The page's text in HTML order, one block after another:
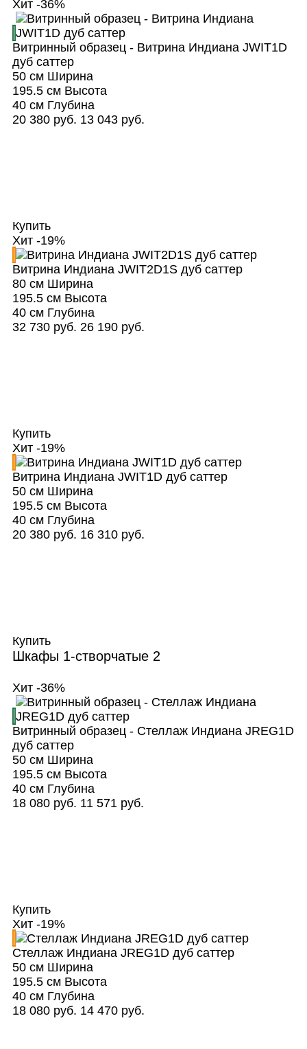
Хит -36%
Витринный образец - Витрина Индиана JWIT1D
дуб саттер
50 смШирина
195.5 смВысота
40 смГлубина
20 380 руб. 13 043 руб.
Купить
Хит -19%
Витрина Индиана JWIT2D1S дуб саттер
80 смШирина
195.5 смВысота
40 смГлубина
32 730 руб. 26 190 руб.
Купить
Хит -19%
Витрина Индиана JWIT1D дуб саттер
50 смШирина
195.5 смВысота
40 смГлубина
20 380 руб. 16 310 руб.
Купить
Шкафы 1-створчатые 2
Хит -36%
Витринный образец - Стеллаж Индиана JREG1D
дуб саттер
50 смШирина
195.5 смВысота
40 смГлубина
18 080 руб. 11 571 руб.
Купить
Хит -19%
Стеллаж Индиана JREG1D дуб саттер
50 смШирина
195.5 смВысота
40 смГлубина
18 080 руб. 14 470 руб.